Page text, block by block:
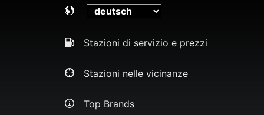
Stazioni di servizio e prezzi
Stazioni nelle vicinanze
Top Brands